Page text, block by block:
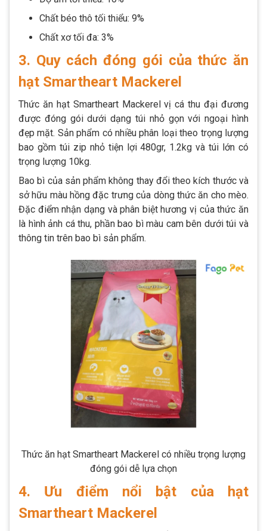
Chất béo thô tối thiểu: 9%
Chất xơ tối đa: 3%
3. Quy cách đóng gói của thức ăn
hạt Smartheart Mackerel
Thức ăn hạt Smartheart Mackerel vị cá thu đại đương
được đóng gói dưới dạng túi nhỏ gọn với ngoại hình
đẹp mặt. Sản phẩm có nhiều phân loại theo trọng lượng
bao gồm túi zip nhỏ tiện lợi 480gr, 1.2kg và túi lớn có
trọng lượng 10kg.
Bao bì của sản phẩm không thay đổi theo kích thước và
sở hữu màu hồng đặc trưng của dòng thức ăn cho mèo.
Đặc điểm nhận dạng và phân biệt hương vị của thức ăn
là hình ảnh cá thu, phần bao bì màu cam bên dưới túi và
thông tin trên bao bì sản phẩm.
Thức ăn hạt Smartheart Mackerel có nhiều trọng lượng
đóng gói dễ lựa chọn
4. Ưu điểm nổi bật của hạt
Smartheart Mackerel